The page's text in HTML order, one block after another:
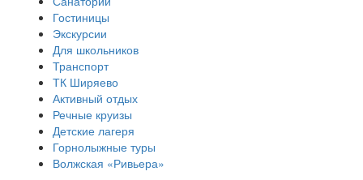
Гостиницы
Экскурсии
Для школьников
Транспорт
ТК Ширяево
Активный отдых
Речные круизы
Детские лагеря
Горнолыжные туры
Волжская «Ривьера»